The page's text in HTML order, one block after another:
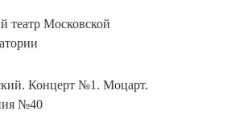
театр Московской
Концерт №1. Моцарт.
№40